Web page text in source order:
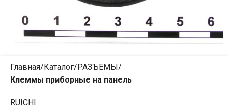
Главная Каталог РАЗЪЕМЫ
Клеммы приборные на панель
RUICHI